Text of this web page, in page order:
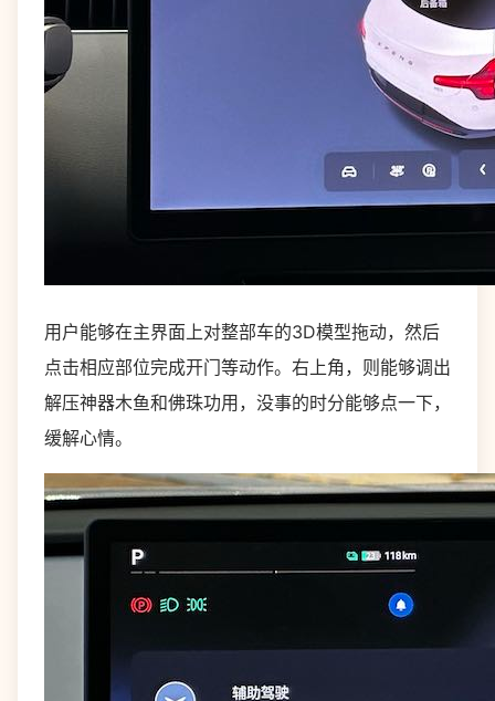
用户能够在主界面上对整部车的3D模型拖动，然后
点击相应部位完成开门等动作。右上角，则能够调出
解压神器木鱼和佛珠功用，没事的时分能够点一下，
缓解心情。